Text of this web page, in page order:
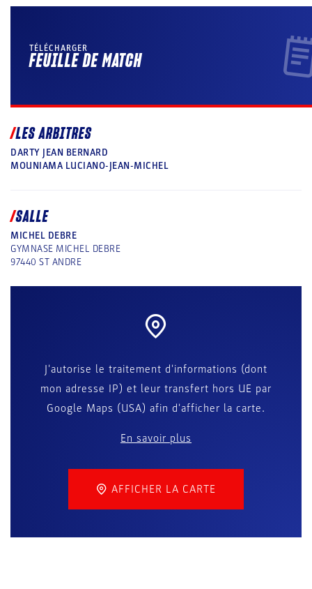
TÉLÉCHARGER
FEUILLE DE MATCH
LES ARBITRES
DARTY JEAN BERNARD
MOUNIAMA LUCIANO-JEAN-MICHEL
SALLE
MICHEL DEBRE
GYMNASE MICHEL DEBRE
97440 ST ANDRE
J'autorise le traitement d'informations (dont
mon adresse IP) et leur transfert hors UE par
Google Maps (USA) afin d'afficher la carte.
En savoir plus
AFFICHER LA CARTE